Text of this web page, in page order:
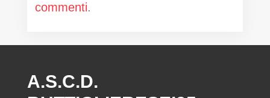
commenti.
A.S.C.D.